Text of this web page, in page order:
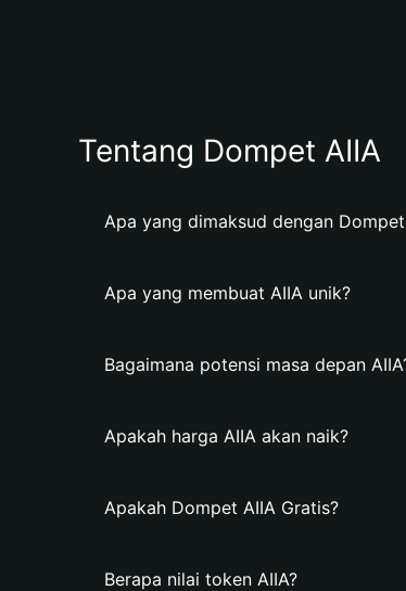
Tentang Dompet AIIA
Apa yang dimaksud dengan Dompet
Apa yang membuat AIIA unik?
Bagaimana potensi masa depan
Apakah harga AIIA akan naik?
Apakah Dompet AIIA Gratis?
Berapa nilai token AIIA?